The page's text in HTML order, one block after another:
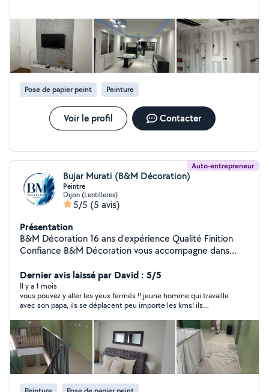
Pose de papier peint Peinture
Voir le profil Contacter
Auto-entrepreneur
Bujar Murati (B&M Décoration)
Peintre
Dijon (Lentilleres)
5/5 (5 avis)
Présentation
B&M Décoration 16 ans d'expérience Qualité Finition
Confiance B&M Décoration vous accompagne dans
intérieur avec un travail soigné et des finitions Nos
services : Peinture intérieure / extérieure Enduit &
ratissage Bandes à joints Pose de papier peint Pose de
toile de verre Parquet & lino Pourquoi nous choisir ? 16
ans d'expérience Travail propre et professionnel
Respect des délais Conseils personnalisés Devis gratuit
Dernier avis laissé par David : 5/5
Il y a 1 mois
vous pouvez y aller les yeux fermés !! jeune homme qui travaille
avec son papa, ils se déplacent peu importe les kms! ils
impression de peinture est déjà faite. je ne peux que
recommander vraiment.